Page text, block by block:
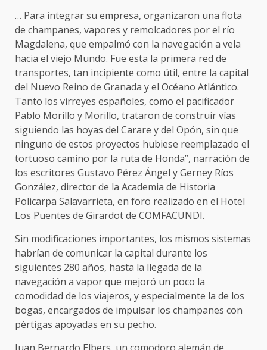
… Para integrar su empresa, organizaron una flota
de champanes, vapores y remolcadores por el río
Magdalena, que empalmó con la navegación a vela
hacia el viejo Mundo. Fue esta la primera red de
transportes, tan incipiente como útil, entre la capital
del Nuevo Reino de Granada y el Océano Atlántico.
Tanto los virreyes españoles, como el pacificador
Pablo Morillo y Morillo, trataron de construir vías
siguiendo las hoyas del Carare y del Opón, sin que
ninguno de estos proyectos hubiese reemplazado el
tortuoso camino por la ruta de Honda”, narración de
los escritores Gustavo Pérez Ángel y Gerney Ríos
González, director de la Academia de Historia
Policarpa Salavarrieta, en foro realizado en el Hotel
Los Puentes de Girardot de COMFACUNDI.
Sin modificaciones importantes, los mismos sistemas
habrían de comunicar la capital durante los
siguientes 280 años, hasta la llegada de la
navegación a vapor que mejoró un poco la
comodidad de los viajeros, y especialmente la de los
bogas, encargados de impulsar los champanes con
pértigas apoyadas en su pecho.